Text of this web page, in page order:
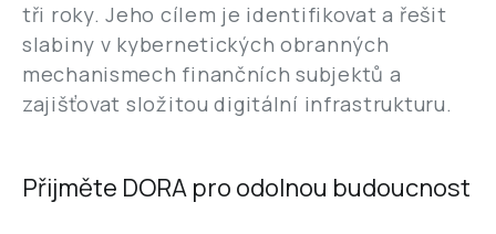
tři roky. Jeho cílem je identifikovat a řešit
slabiny v kybernetických obranných
mechanismech finančních subjektů a
zajišťovat složitou digitální infrastrukturu.
Přijměte DORA pro odolnou budoucnost